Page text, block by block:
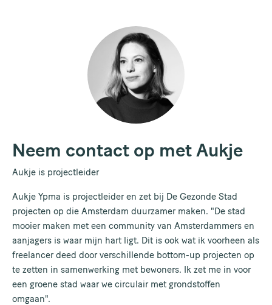
Neem contact op met Aukje
Aukje is projectleider
Aukje Ypma is projectleider en zet bij De Gezonde Stad
projecten op die Amsterdam duurzamer maken. "De stad
mooier maken met een community van Amsterdammers en
aanjagers is waar mijn hart ligt. Dit is ook wat ik voorheen als
freelancer deed door verschillende bottom-up projecten op
te zetten in samenwerking met bewoners. Ik zet me in voor
een groene stad waar we circulair met grondstoffen
omgaan".